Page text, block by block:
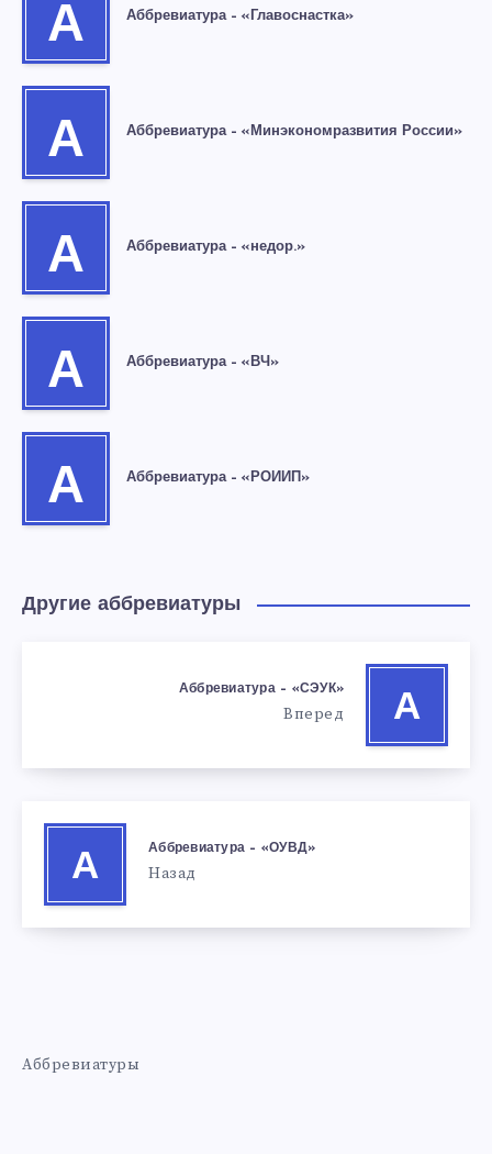
А Аббревиатура – «Главоснастка»
А Аббревиатура – «Минэкономразвития России»
А Аббревиатура – «недор.»
А Аббревиатура – «ВЧ»
А Аббревиатура – «РОИИП»
Другие аббревиатуры
А
Аббревиатура – «СЭУК»
Вперед
А
Аббревиатура – «ОУВД»
Назад
Аббревиатуры